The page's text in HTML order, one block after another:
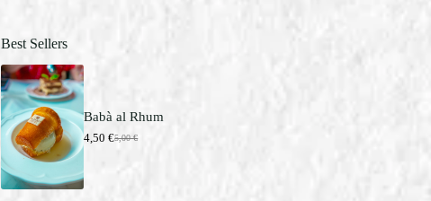
Best Sellers
Babà al Rhum
5,00€
I
4,50€
I